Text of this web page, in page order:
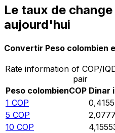
Le taux de
aujourd'hui
Convertir Peso colombien
Rate information of COP/
pair
Peso colombienCOP Dinar
1 COP
5 COP
10 COP